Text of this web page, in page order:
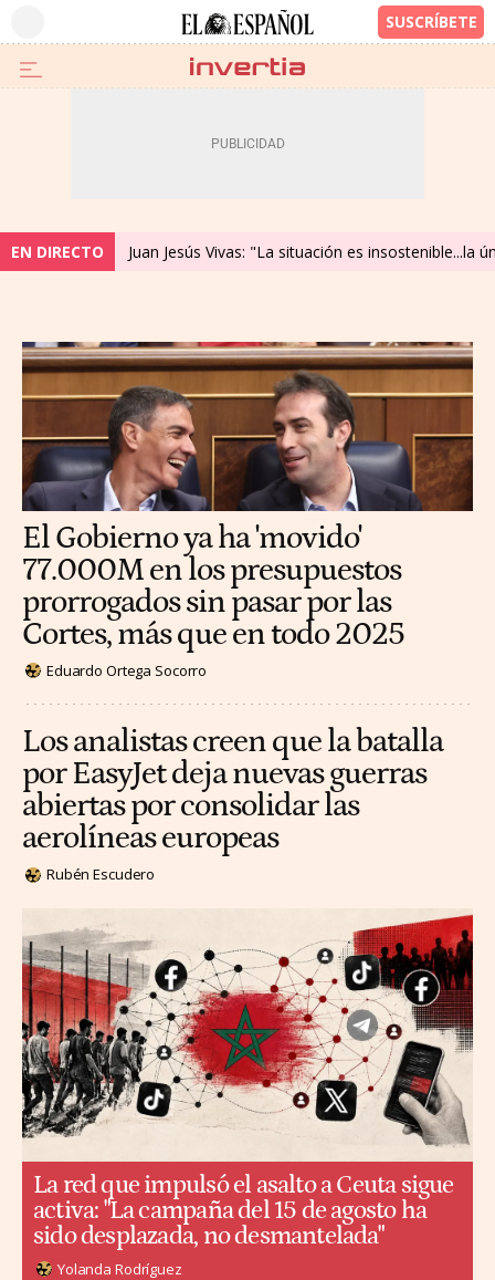
EN DIRECTO Juan Jesús Vivas: "La situación es
El Gobierno ya ha 'movido'
77.000M en los presupuestos
prorrogados sin pasar por las
Cortes, más que en todo 2025
Eduardo Ortega Socorro
Los analistas creen que la batalla
por EasyJet deja nuevas guerras
abiertas por consolidar las
aerolíneas europeas
Rubén Escudero
La red que impulsó el asalto a Ceuta sigue
activa: "La campaña del 15 de agosto ha
sido desplazada, no desmantelada"
Yolanda Rodríguez